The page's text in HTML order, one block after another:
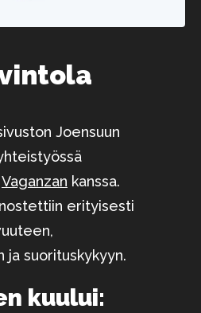
Joensuun
Vaganzan kanssa.
erityisesti
ja suorituskykyyn.
kuului: